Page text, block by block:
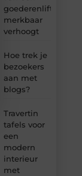
goederenlift
merkbaar
verhoogt
Hoe trek je
bezoekers
aan met
blogs?
Travertin
tafels voor
een
modern
interieur
met